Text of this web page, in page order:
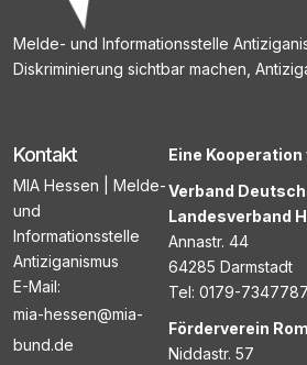
Melde- und Informationsstelle
Diskriminierung sichtbar machen,
Kontakt
MIA Hessen | Melde-
und
Informationsstelle
Antiziganismus
E-Mail:
mia-hessen@mia-
bund.de
Eine Kooperation
Verband
Landesverband
Annastr. 44
64285 Darmstadt
Tel: 0179-7347787
Förderverein
Niddastr. 57